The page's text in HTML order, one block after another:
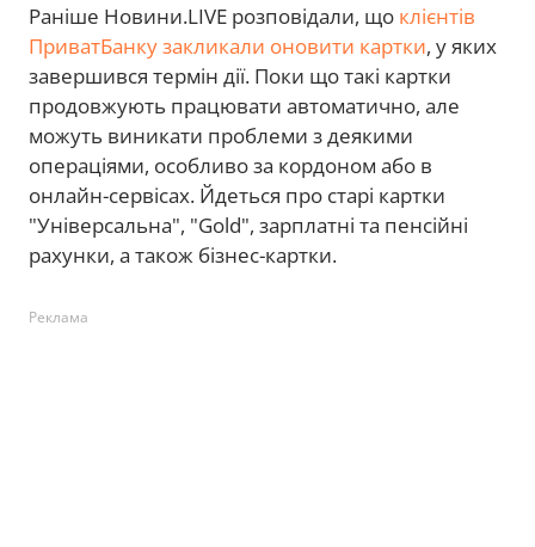
Раніше Новини.LIVE розповідали, що клієнтів
ПриватБанку закликали оновити картки, у яких
завершився термін дії. Поки що такі картки
продовжують працювати автоматично, але
можуть виникати проблеми з деякими
операціями, особливо за кордоном або в
онлайн-сервісах. Йдеться про старі картки
"Універсальна", "Gold", зарплатні та пенсійні
рахунки, а також бізнес-картки.
Реклама